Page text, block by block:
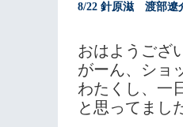
8/22 針原滋 渡部遼
おはようござ
がーん、ショ
わたくし、一
と思ってまし